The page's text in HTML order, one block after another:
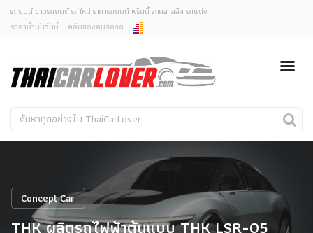
ยกเลิกการแจ้งเตือน
คุณต้องการยกเลิกการแจ้งเตือนข่าวสารเมื่อมีการอัพเดต
ใช่หรือไม่?
ไม่
รถยนต์ ข่าวรถยนต์ รถใหม่ ราคารถยนต์ พริตตี้ รถคลาสสิค รถแต่ง
ราคาน้ำมันวันนี้
คลับของคนรักรถ
รถใหม่
คนรักรถ
รถแต่ง
งานแสดงรถ
Car In The Movie
สเปคราคา รถยนต์
Concept Car
THK ผลิตรถไฟฟ้าต้นแบบ THK LSR-05